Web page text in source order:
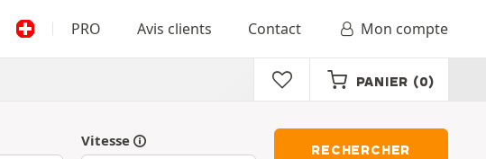
PRO Avis clients Contact Mon compte
PANIER (0)
Vitesse
RECHERCHER